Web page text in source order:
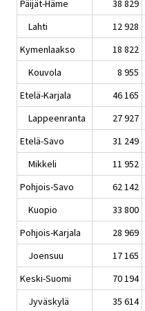
Päijät-Häme
38 829
Lahti
12 928
Kymenlaakso
18 822
Kouvola
8 955
Etelä-Karjala
46 165
Lappeenranta
27 927
Etelä-Savo
31 249
Mikkeli
11 952
Pohjois-Savo
62 142
Kuopio
33 800
Pohjois-Karjala
28 969
Joensuu
17 165
Keski-Suomi
70 194
Jyväskylä
35 614